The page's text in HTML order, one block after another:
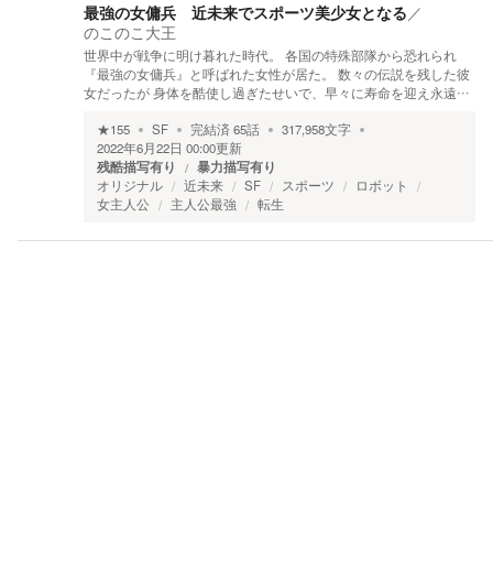
最強の女傭兵 近未来でスポーツ美少女となる／
のこのこ大王
世界中が戦争に明け暮れた時代。 各国の特殊部隊から恐れられ
『最強の女傭兵』と呼ばれた女性が居た。 数々の伝説を残した彼
女だったが 身体を酷使し過ぎたせいで、早々に寿命を迎え永遠…
★155 SF 完結済65話 317,958文字
2022年6月22日 00:00更新
残酷描写有り 暴力描写有り
オリジナル 近未来 SF スポーツ
ロボット
女主人公
主人公最強 転生